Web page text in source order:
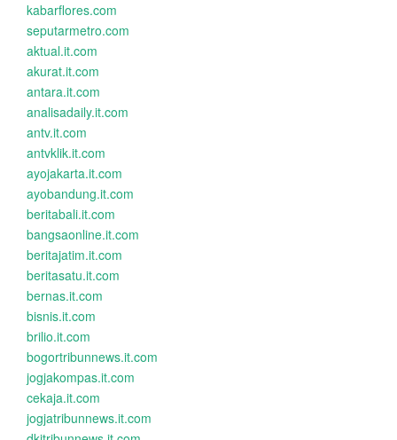
kabarflores.com
seputarmetro.com
aktual.it.com
akurat.it.com
antara.it.com
analisadaily.it.com
antv.it.com
antvklik.it.com
ayojakarta.it.com
ayobandung.it.com
beritabali.it.com
bangsaonline.it.com
beritajatim.it.com
beritasatu.it.com
bernas.it.com
bisnis.it.com
brilio.it.com
bogortribunnews.it.com
jogjakompas.it.com
cekaja.it.com
jogjatribunnews.it.com